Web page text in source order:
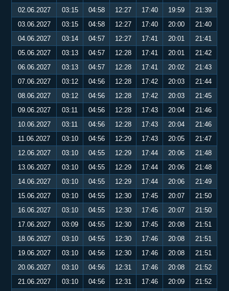
02.06.2027
03:15 04:58 12:27 17:40 19:59
21:39
03.06.2027
03:15 04:58 12:27 17:40 20:00
21:40
04.06.2027
03:14 04:57 12:27 17:41 20:01
21:41
05.06.2027
03:13 04:57 12:28 17:41 20:01
21:42
06.06.2027
03:13 04:57 12:28 17:41 20:02
21:43
07.06.2027
03:12 04:56 12:28 17:42 20:03
21:44
08.06.2027
03:12 04:56 12:28 17:42 20:03
21:45
09.06.2027
03:11 04:56 12:28 17:43 20:04
21:46
10.06.2027
03:11 04:56 12:28 17:43 20:04
21:46
11.06.2027
03:10 04:56 12:29 17:43 20:05
21:47
12.06.2027
03:10 04:55 12:29 17:44 20:06
21:48
13.06.2027
03:10 04:55 12:29 17:44 20:06
21:48
14.06.2027
03:10 04:55 12:29 17:44 20:06
21:49
15.06.2027
03:10 04:55 12:30 17:45 20:07
21:50
16.06.2027
03:10 04:55 12:30 17:45 20:07
21:50
17.06.2027
03:09 04:55 12:30 17:45 20:08
21:51
18.06.2027
03:10 04:55 12:30 17:46 20:08
21:51
19.06.2027
03:10 04:56 12:30 17:46 20:08
21:51
20.06.2027
03:10 04:56 12:31 17:46 20:08
21:52
21.06.2027
03:10 04:56 12:31 17:46 20:09
21:52